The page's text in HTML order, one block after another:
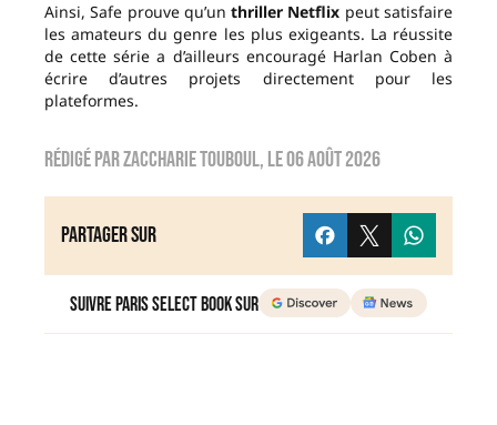
Ainsi, Safe prouve qu’unthriller Netflix peut satisfaire
les amateurs du genre les plus exigeants. La réussite
de cette série a d’ailleurs encouragé Harlan Coben à
écrire d’autres projets directement pour les
plateformes.
Rédigé parzaccharie touboul, le06 août 2026
Partager sur
Suivre Paris Select Book sur